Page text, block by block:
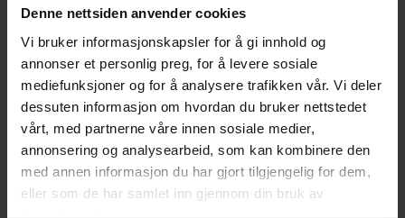
Denne nettsiden anvender cookies
Vi bruker informasjonskapsler for å gi innhold og
annonser et personlig preg, for å levere sosiale
mediefunksjoner og for å analysere trafikken vår. Vi deler
dessuten informasjon om hvordan du bruker nettstedet
vårt, med partnerne våre innen sosiale medier,
annonsering og analysearbeid, som kan kombinere den
med annen informasjon du har gjort tilgjengelig for dem,
eller som de har samlet inn gjennom din bruk av
Produktkort (SV) Last ned
Brukerveiledning
Sikkerhetsinformasjon og
advarsler (DK)
Last ned